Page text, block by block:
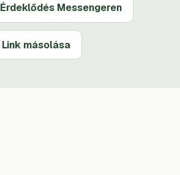
Érdeklődés Messengeren
Link másolása